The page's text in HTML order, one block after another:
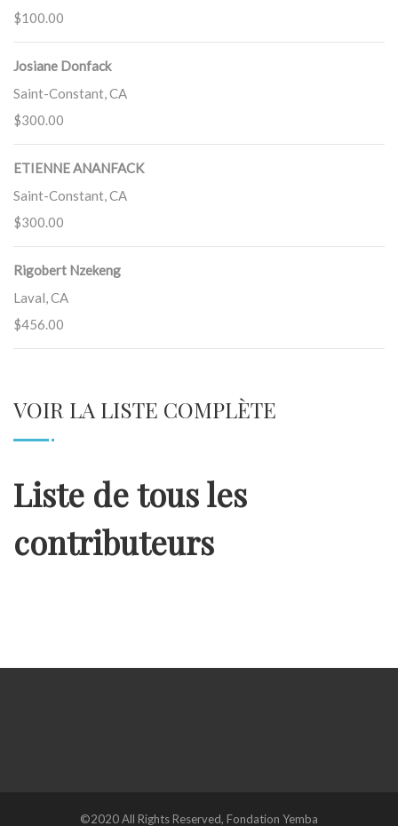
$100.00
Josiane Donfack
Saint-Constant, CA
$300.00
ETIENNE ANANFACK
Saint-Constant, CA
$300.00
Rigobert Nzekeng
Laval, CA
$456.00
VOIR LA LISTE COMPLÈTE
Liste de tous les
contributeurs
©2020 All Rights Reserved, Fondation Yemba